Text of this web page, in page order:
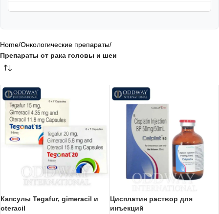
Home/Онкологические препараты/
Препараты от рака головы и шеи
Капсулы Tegafur, gimeracil и
oteracil
Цисплатин раствор для
инъекций